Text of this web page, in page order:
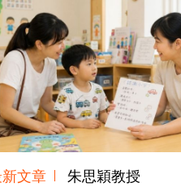
文章 朱思穎教授